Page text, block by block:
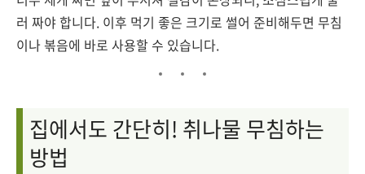
러 짜야 합니다. 이후 먹기 좋은 크기로 썰어 준비해두면 무침
이나 볶음에 바로 사용할 수 있습니다.
집에서도 간단히! 취나물 무침하는
방법